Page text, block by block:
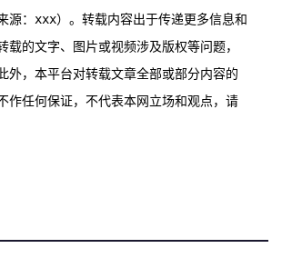
源：xxx）。转载内容出于传递更多信息和
载的文字、图片或视频涉及版权等问题，
外，本平台对转载文章全部或部分内容的
作任何保证，不代表本网立场和观点，请